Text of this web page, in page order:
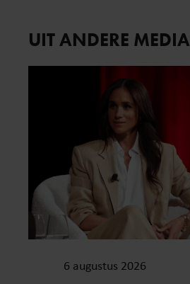
UIT ANDERE MEDIA
6 augustus 2026